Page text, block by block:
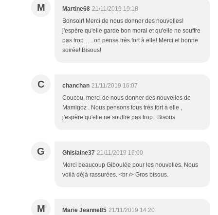
M Martine68 21/11/2019 19:18
Bonsoir! Merci de nous donner des nouvelles!
j'espère qu'elle garde bon moral et qu'elle ne souffre
pas trop….. on pense très fort à elle! Merci et bonne
soirée! Bisous!
C chanchan 21/11/2019 16:07
Coucou, merci de nous donner des nouvelles de
Mamigoz . Nous pensons tous très fort à elle ,
j'espère qu'elle ne souffre pas trop . Bisous
G Ghislaine37 21/11/2019 16:00
Merci beaucoup Giboulée pour les nouvelles. Nous
voilà déjà rassurées. <br /> Gros bisous.
M Marie Jeanne85 21/11/2019 14:20